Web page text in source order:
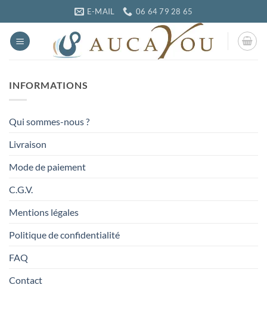
au
contenu
E-MAIL 06 64 79 28 65
INFORMATIONS
Qui sommes-nous ?
Livraison
Mode de paiement
C.G.V.
Mentions légales
Politique de confidentialité
FAQ
Contact